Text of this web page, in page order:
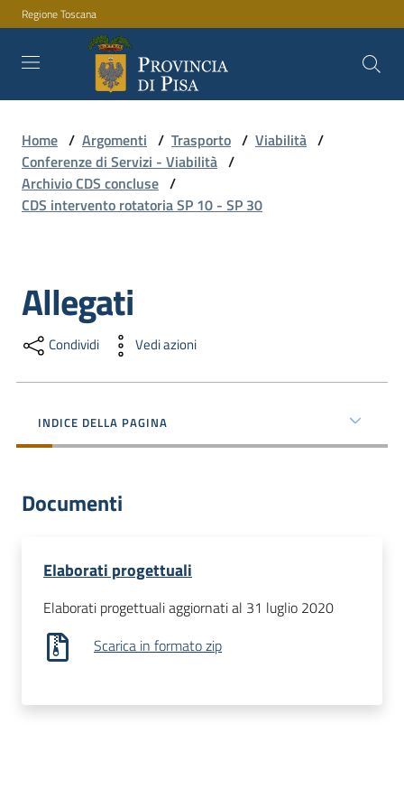
Vai al contenuto
Vai alla navigazione
Vai al footer
Regione Toscana
Amministrazione
Novità
dati
Menu selezionato
Seguici
Home / Argomenti / Trasporto / Viabilità /
Conferenze di Servizi - Viabilità /
Archivio CDS concluse /
CDS intervento rotatoria SP 10 - SP 30
Salta al contenuto
Allegati
Condividi Vedi azioni
INDICE DELLA PAGINA
Documenti
Elaborati progettuali
Elaborati progettuali aggiornati al 31 luglio 2020
Scarica in formato zip